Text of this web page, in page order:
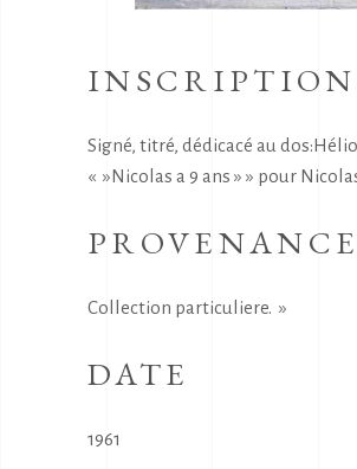
Signé, titré, dédicacé au
« »Nicolas a 9 ans » » pour
PROVENANCE
Collection particuliere. »
DATE
1961